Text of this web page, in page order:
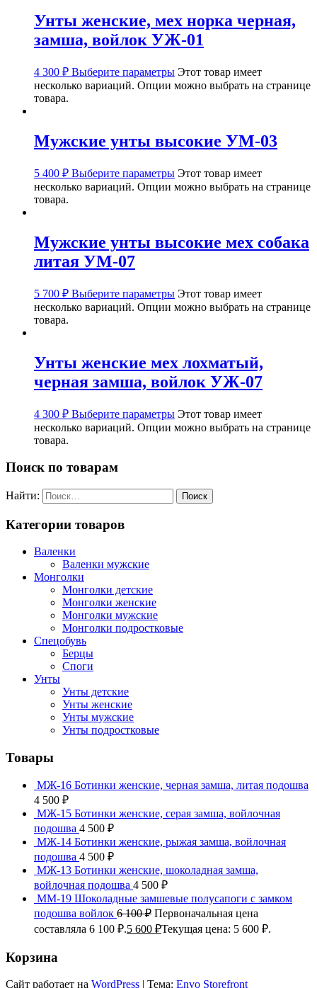
Унты женские, мех норка черная,
замша, войлок УЖ-01
4 300 ₽ Выберите параметры Этот товар имеет
несколько вариаций. Опции можно выбрать на странице
товара.
Мужские унты высокие УМ-03
5 400 ₽ Выберите параметры Этот товар имеет
несколько вариаций. Опции можно выбрать на странице
товара.
Мужские унты высокие мех собака
литая УМ-07
5 700 ₽ Выберите параметры Этот товар имеет
несколько вариаций. Опции можно выбрать на странице
товара.
Унты женские мех лохматый,
черная замша, войлок УЖ-07
4 300 ₽ Выберите параметры Этот товар имеет
несколько вариаций. Опции можно выбрать на странице
товара.
Поиск по товарам
Найти:
Категории товаров
Валенки
Валенки мужские
Монголки
Монголки детские
Монголки женские
Монголки мужские
Монголки подростковые
Спецобувь
Берцы
Споги
Унты
Унты детские
Унты женские
Унты мужские
Унты подростковые
Товары
МЖ-16 Ботинки женские, черная замша, литая подошва
4 500 ₽
МЖ-15 Ботинки женские, серая замша, войлочная
подошва 4 500 ₽
МЖ-14 Ботинки женские, рыжая замша, войлочная
подошва 4 500 ₽
МЖ-13 Ботинки женские, шоколадная замша,
войлочная подошва 4 500 ₽
ММ-19 Шоколадные замшевые полусапоги с замком
подошва войлок 6 100₽ Первоначальная цена
составляла 6 100 ₽.5 600 ₽Текущая цена: 5 600 ₽.
Корзина
Сайт работает на WordPress | Тема: Envo Storefront